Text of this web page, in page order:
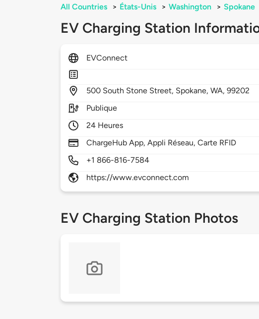
All Countries > États-Unis > Washington > Spokane
EV Charging Station
EVConnect
500 South Stone Street, Spokane,WA,99202
Publique
24 Heures
ChargeHub App, Appli Réseau, Carte RFID
+1 866-816-7584
https://www.evconnect.com
EV Charging Station Photos